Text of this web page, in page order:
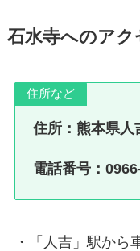
石水寺へのアク
住所など
住所：熊本県人
電話番号：
・「人吉」駅から